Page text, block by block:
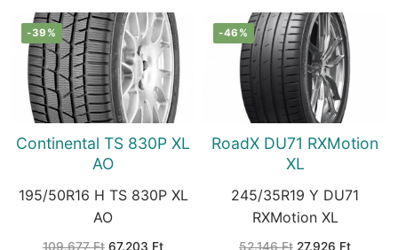
-39%
Continental TS 830P XL
AO
195/50R16 H TS 830P XL
AO
109.677Ft Original
67.203 FtCurrent
-46%
RoadX DU71 RXMotion
XL
245/35R19 Y DU71
RXMotion XL
52.146Ft Original
27.926 FtCurrent